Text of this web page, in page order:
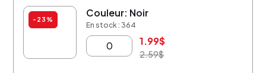
-23%
Couleur: Noir
En stock : 364
1.99$
2.59$